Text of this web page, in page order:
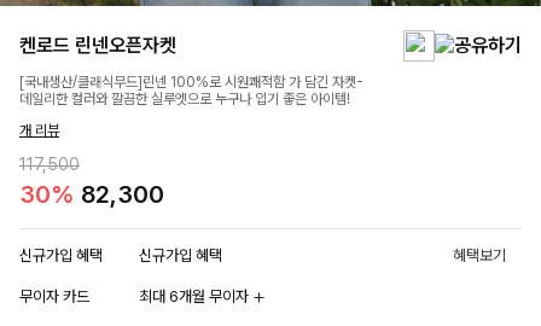
켄로드 린넨오픈자켓
[국내생산/클래식무드]린넨 100%로 시원쾌적함 가 담긴 자켓-
데일리한 컬러와 깔끔한 실루엣으로 누구나 입기 좋은 아이템!
개 리뷰
117,500
30% 82,300
신규가입 혜택 신규가입 혜택 혜택보기
무이자 카드 최대 6개월 무이자